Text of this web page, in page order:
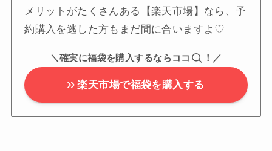
メリットがたくさんある【楽天市場】なら、予
約購入を逃した方もまだ間に合いますよ♡
＼確実に福袋を購入するならココ ！／
楽天市場で福袋を購入する